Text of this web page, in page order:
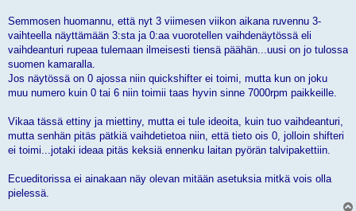
Semmosen huomannu, että nyt 3 viimesen viikon aikana ruvennu 3-
vaihteella näyttämään 3:sta ja 0:aa vuorotellen vaihdenäytössä eli
vaihdeanturi rupeaa tulemaan ilmeisesti tiensä päähän...uusi on jo tulossa
suomen kamaralla.
Jos näytössä on 0 ajossa niin quickshifter ei toimi, mutta kun on joku
muu numero kuin 0 tai 6 niin toimii taas hyvin sinne 7000rpm paikkeille.
Vikaa tässä ettiny ja miettiny, mutta ei tule ideoita, kuin tuo vaihdeanturi,
mutta senhän pitäs pätkiä vaihdetietoa niin, että tieto ois 0, jolloin shifteri
ei toimi...jotaki ideaa pitäs keksiä ennenku laitan pyörän talvipakettiin.
Ecueditorissa ei ainakaan näy olevan mitään asetuksia mitkä vois olla
pielessä.